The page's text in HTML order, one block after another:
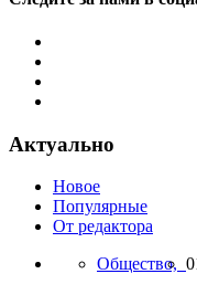
Актуально
Новое
Популярные
От редактора
Общество,